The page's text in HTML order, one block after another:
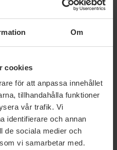
Om
cookies
för att anpassa innehållet
tillhandahålla funktioner
vår trafik. Vi
identifierare och annan
de sociala medier och
vi samarbetar med.
ställa krav på